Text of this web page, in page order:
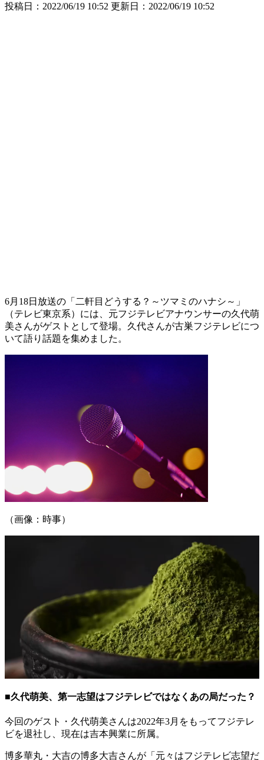
投稿日：2022/06/19 10:52 更新日： 2022/06/19 10:52
6月18日放送の「二軒目どうする？～ツマミのハナシ～」
（テレビ東京系）には、元フジテレビアナウンサーの久代萌
美さんがゲストとして登場。久代さんが古巣フジテレビにつ
いて語り話題を集めました。
（画像：時事）
■久代萌美、第一志望はフジテレビではなくあの局だった？
今回のゲスト・久代萌美さんは2022年3月をもってフジテレ
ビを退社し、現在は吉本興業に所属。
博多華丸・大吉の博多大吉さんが「元々はフジテレビ志望だ